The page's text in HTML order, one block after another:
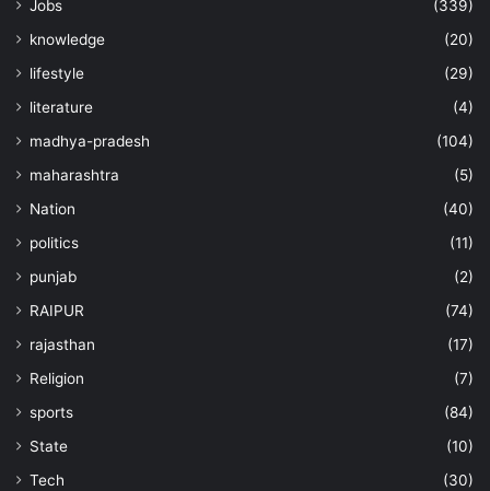
Jobs
(339)
knowledge
(20)
lifestyle
(29)
literature
(4)
madhya-pradesh
(104)
maharashtra
(5)
Nation
(40)
politics
(11)
punjab
(2)
RAIPUR
(74)
rajasthan
(17)
Religion
(7)
sports
(84)
State
(10)
Tech
(30)